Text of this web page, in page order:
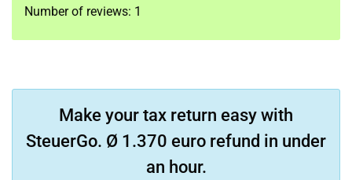
Number of reviews: 1
Make your tax return easy with
SteuerGo. Ø 1.370 euro refund in under
an hour.